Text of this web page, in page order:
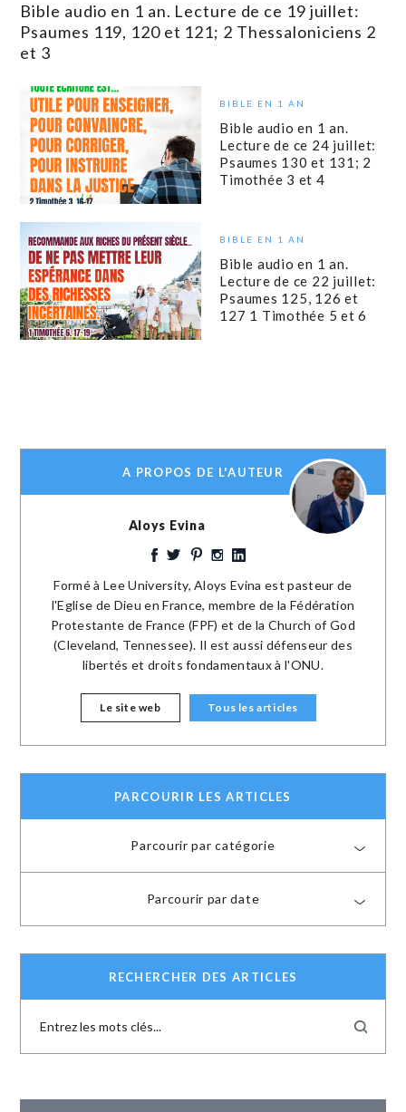
Bible audio en 1 an. Lecture de ce 19 juillet:
Psaumes 119, 120 et 121; 2 Thessaloniciens 2
et 3
BIBLE EN 1 AN
Bible audio en 1 an.
Lecture de ce 24 juillet:
Psaumes 130 et 131; 2
Timothée 3 et 4
BIBLE EN 1 AN
Bible audio en 1 an.
Lecture de ce 22 juillet:
Psaumes 125, 126 et
127 1 Timothée 5 et 6
A PROPOS DE L'AUTEUR
Aloys Evina
Formé à Lee University, Aloys Evina est pasteur de
l'Eglise de Dieu en France, membre de la Fédération
Protestante de France (FPF) et de la Church of God
(Cleveland, Tennessee). Il est aussi défenseur des
libertés et droits fondamentaux à l'ONU.
Le site web Tous les articles
PARCOURIR LES ARTICLES
Parcourir par catégorie
Parcourir par date
RECHERCHER DES ARTICLES